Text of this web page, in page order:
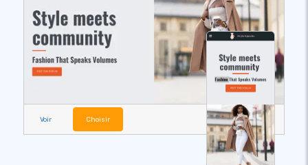
Voir Choisir